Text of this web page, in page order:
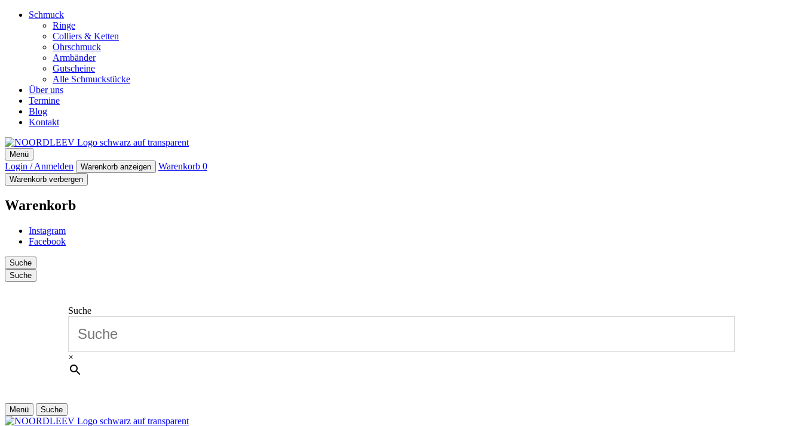
Schmuck
Ringe
Colliers & Ketten
Ohrschmuck
Armbänder
Gutscheine
Alle Schmuckstücke
Über uns
Termine
Blog
Kontakt
NOORDLEEV
Manufaktur für maritimen Designschmuck
Menü
Login / Anmelden Warenkorb anzeigen Warenkorb 0
Warenkorb verbergen
Warenkorb
Instagram
Facebook
Suche
Suche
Suche
×
Menü Suche